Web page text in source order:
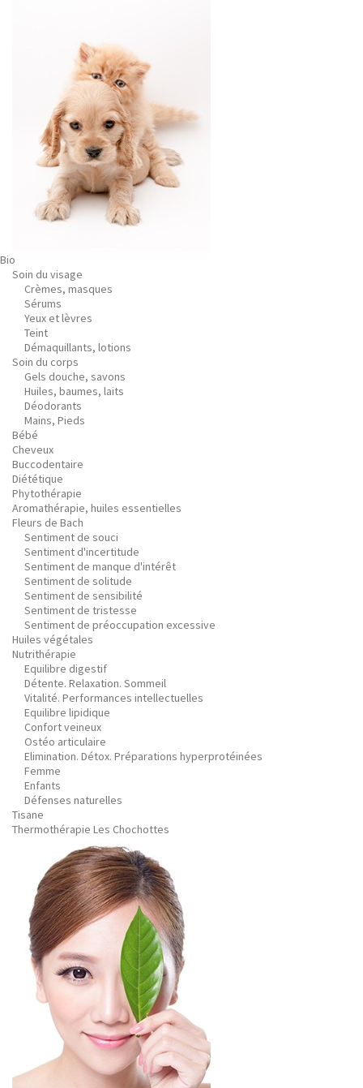
Bio
Soin du visage
Crèmes, masques
Sérums
Yeux et lèvres
Teint
Démaquillants, lotions
Soin du corps
Gels douche, savons
Huiles, baumes, laits
Déodorants
Mains, Pieds
Bébé
Cheveux
Buccodentaire
Diététique
Phytothérapie
Aromathérapie, huiles essentielles
Fleurs de Bach
Sentiment de souci
Sentiment d'incertitude
Sentiment de manque d'intérêt
Sentiment de solitude
Sentiment de sensibilité
Sentiment de tristesse
Sentiment de préoccupation excessive
Huiles végétales
Nutrithérapie
Equilibre digestif
Détente. Relaxation. Sommeil
Vitalité. Performances intellectuelles
Equilibre lipidique
Confort veineux
Ostéo articulaire
Elimination. Détox. Préparations hyperprotéinées
Femme
Enfants
Défenses naturelles
Tisane
Thermothérapie Les Chochottes